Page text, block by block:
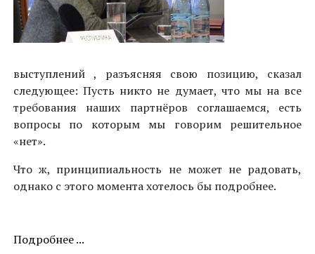
выступлений , разъясняя свою позицию, сказал
следующее: Пусть никто не думает, что мы на все
требования наших партнёров соглашаемся, есть
вопросы по которым мы говорим решительное
«нет».
Что ж, принципиальность не может не радовать,
однако с этого момента хотелось бы подробнее.
Подробнее ...